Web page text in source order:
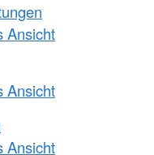
Ansicht
Ansicht
Ansicht